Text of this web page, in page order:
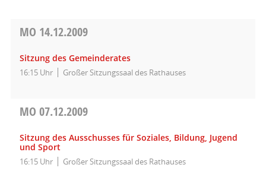
MO 14.12.2009
Sitzung des Gemeinderates
16:15 Uhr Großer Sitzungssaal des Rathauses
MO 07.12.2009
Sitzung des Ausschusses für Soziales, Bildung, Jugend
und Sport
16:15 Uhr Großer Sitzungssaal des Rathauses